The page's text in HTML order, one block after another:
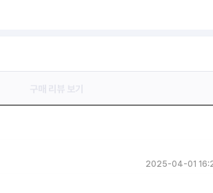
2025-04-01